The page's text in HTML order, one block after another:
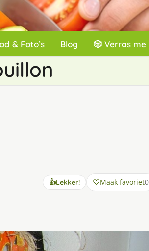
& Foto’s Blog 🎲 Verras me
👍Lekker! Maak favoriet0